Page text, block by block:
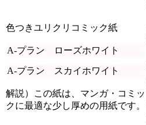
色つきユリクリコミック紙
A-プラン ローズホワイト
A-プラン スカイホワイト
解説）この紙は、マンガ・コミッ
クに最適な少し厚めの用紙です。